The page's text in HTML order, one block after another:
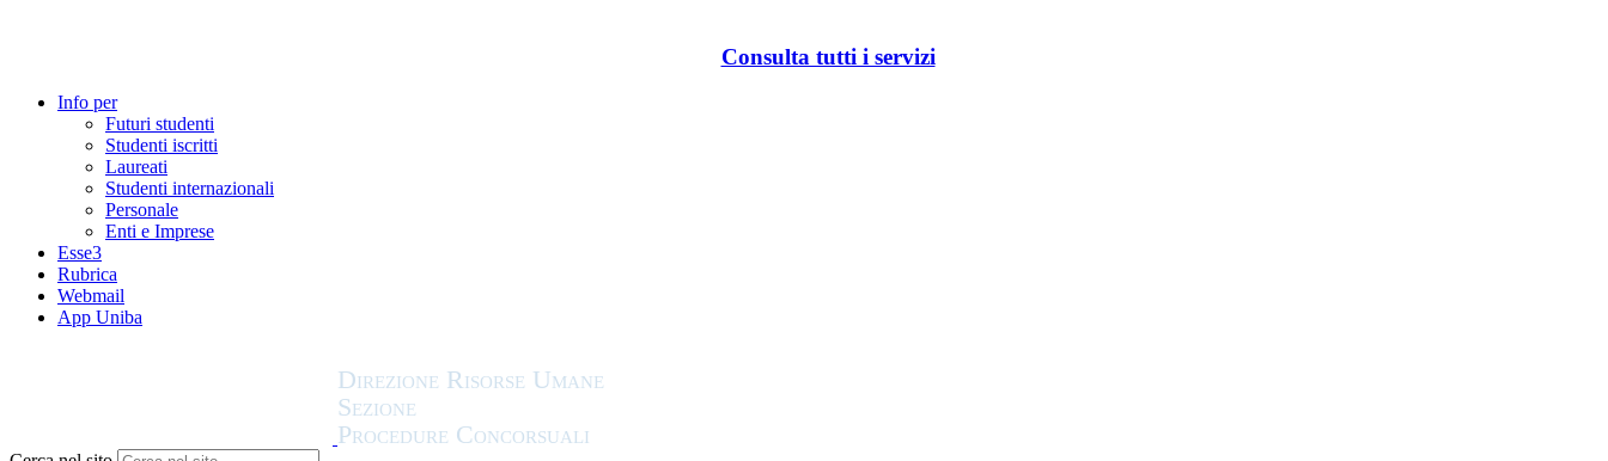
Consulta tutti i servizi
Info per
Futuri studenti
Studenti iscritti
Laureati
Studenti internazionali
Personale
Enti e Imprese
Esse3
Rubrica
Webmail
App Uniba